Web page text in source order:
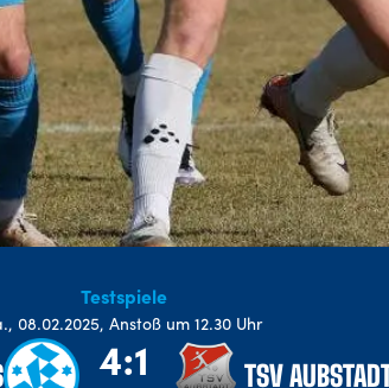
Testspiele
., 08.02.2025, Anstoß um 12.30 Uhr
4:1 TSV